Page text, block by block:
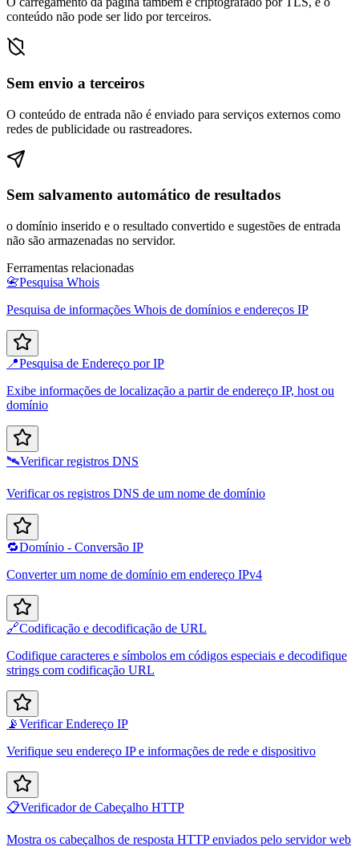
conteúdo não pode ser lido por terceiros.
Sem envio a terceiros
O conteúdo de entrada não é enviado para serviços externos como
redes de publicidade ou rastreadores.
Sem salvamento automático de resultados
o domínio inserido e o resultado convertido e sugestões de entrada
não são armazenadas no servidor.
Ferramentas relacionadas
📇Pesquisa Whois
Pesquisa de informações Whois de domínios e endereços IP
📍Pesquisa de Endereço por IP
Exibe informações de localização a partir de endereço IP, host ou
domínio
🛰️Verificar registros DNS
Verificar os registros DNS de um nome de domínio
🔁Domínio - Conversão IP
Converter um nome de domínio em endereço IPv4
🔗Codificação e decodificação de URL
Codifique caracteres e símbolos em códigos especiais e decodifique
strings com codificação URL
📡Verificar Endereço IP
Verifique seu endereço IP e informações de rede e dispositivo
📋Verificador de Cabeçalho HTTP
Mostra os cabeçalhos de resposta HTTP enviados pelo servidor web